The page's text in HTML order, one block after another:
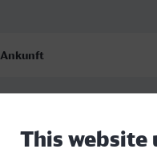
Ankunft
09:27